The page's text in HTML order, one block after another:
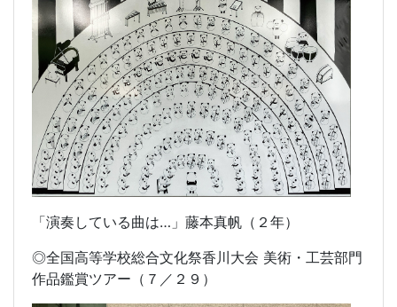
「演奏している曲は…」 藤本真帆（２年）
◎全国高等学校総合文化祭香川大会 美術・工芸部門
作品鑑賞ツアー（７／２９）